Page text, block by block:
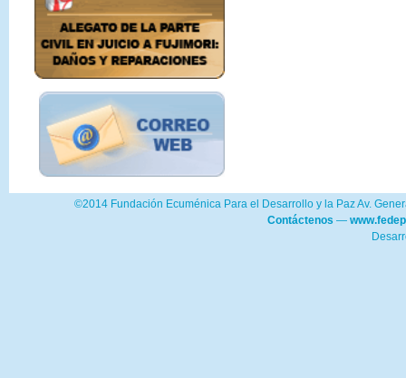
©2014 Fundación Ecuménica Para el Desarrollo y la Paz Av.
Contáctenos —